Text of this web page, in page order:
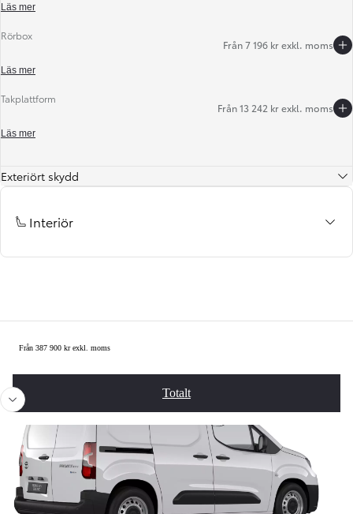
Läs mer
Rörbox
Från 7 196 kr exkl. moms
Läs mer
Takplattform
Från 13 242 kr exkl. moms
Läs mer
Exteriört skydd
Interiör
Från 387 900 kr exkl. moms
Totalt
Summering
Föregående